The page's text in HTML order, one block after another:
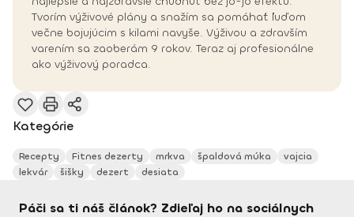
Tvorím výživové plány a snažím sa pomáhať ľuďom
večne bojujúcim s kilami navyše. Výživou a zdravším
varením sa zaoberám 9 rokov. Teraz aj profesionálne
ako výživový poradca.
Kategórie
Recepty Fitnes dezerty mrkva špaldová múka
vajcia
lekvár
šišky dezert desiata
Páči sa ti náš článok? Zdieľaj ho na sociálnych